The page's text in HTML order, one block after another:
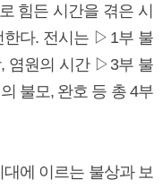
힘든 시간을 겪은 시
한다. 전시는 ▷1부 불
염원의 시간 ▷3부 불
불모, 완호 등 총 4부
에 이르는 불상과 보